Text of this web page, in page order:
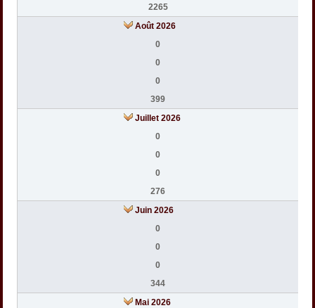
2265
Août 2026
0
0
0
399
Juillet 2026
0
0
0
276
Juin 2026
0
0
0
344
Mai 2026